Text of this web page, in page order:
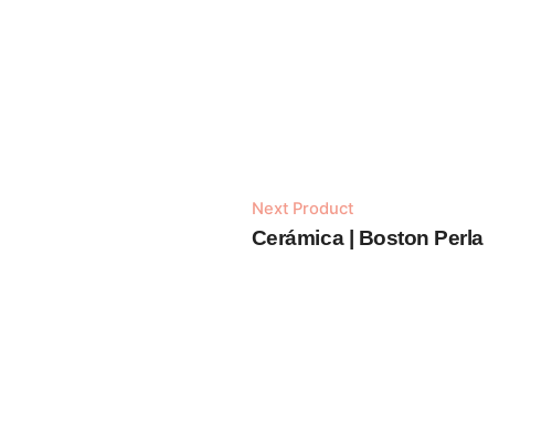
Cerámica
Out of stock
Next Product
Cerámica | Boston Perla